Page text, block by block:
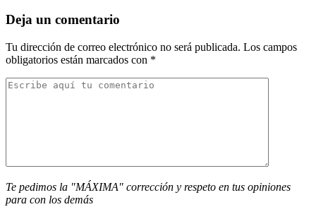
Deja un comentario
Tu dirección de correo electrónico no será publicada. Los campos
obligatorios están marcados con *
Te pedimos la "MÁXIMA" corrección y respeto en tus opiniones
para con los demás